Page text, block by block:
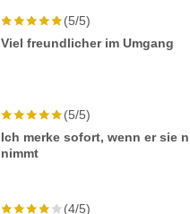
(5/5)
Viel freundlicher im Umgang
(5/5)
Ich merke sofort, wenn er sie
nimmt
(4/5)